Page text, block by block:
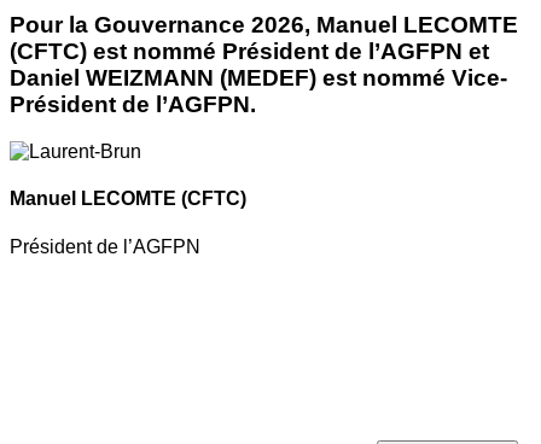
Pour la Gouvernance 2026, Manuel LECOMTE
(CFTC) est nommé Président de l’AGFPN et
Daniel WEIZMANN (MEDEF) est nommé Vice-
Président de l’AGFPN.
Manuel LECOMTE (CFTC)
Président de l’AGFPN